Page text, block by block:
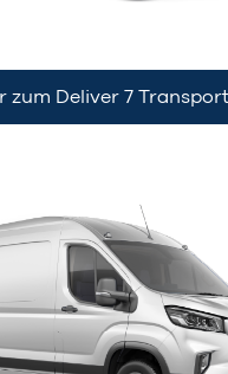
zum Deliver 7